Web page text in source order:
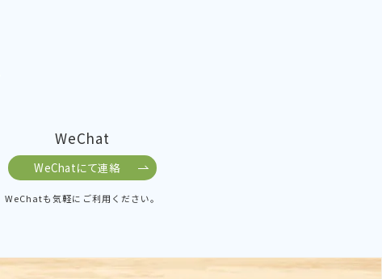
WeChat
WeChatにて連絡
WeChatも気軽にご利用ください。